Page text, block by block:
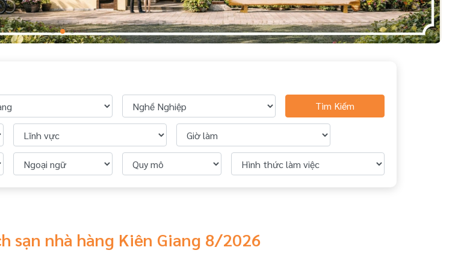
Tìm Kiếm
sạn nhà hàng Kiên Giang 8/2026